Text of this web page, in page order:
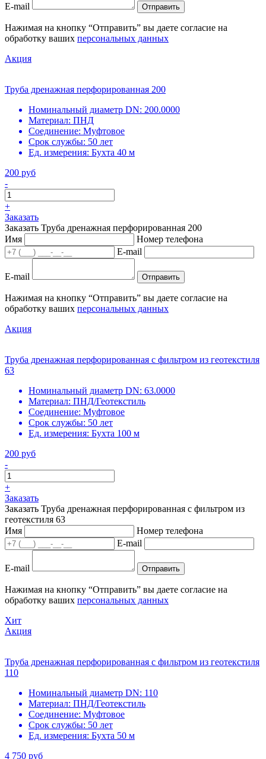
E-mail Отправить
Нажимая на кнопку “Отправить” вы даете согласие на
обработку ваших персональных данных
Акция
Труба дренажная перфорированная 200
Номинальный диаметр DN: 200.0000
Материал: ПНД
Соединение: Муфтовое
Срок службы: 50 лет
Ед. измерения: Бухта 40 м
200 руб
-
+
Заказать
Заказать Труба дренажная перфорированная 200
Имя
Номер телефона
E-mail
E-mail Отправить
Нажимая на кнопку “Отправить” вы даете согласие на
обработку ваших персональных данных
Акция
Труба дренажная перфорированная с фильтром из геотекстиля
63
Номинальный диаметр DN: 63.0000
Материал: ПНД/Геотекстиль
Соединение: Муфтовое
Срок службы: 50 лет
Ед. измерения: Бухта 100 м
200 руб
-
+
Заказать
Заказать Труба дренажная перфорированная с фильтром из
геотекстиля 63
Имя
Номер телефона
E-mail
E-mail Отправить
Нажимая на кнопку “Отправить” вы даете согласие на
обработку ваших персональных данных
Хит
Акция
Труба дренажная перфорированная с фильтром из геотекстиля
110
Номинальный диаметр DN: 110
Материал: ПНД/Геотекстиль
Соединение: Муфтовое
Срок службы: 50 лет
Ед. измерения: Бухта 50 м
4 750 руб